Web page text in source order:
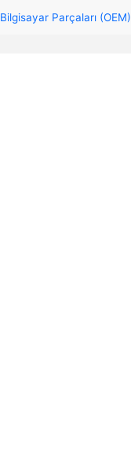
Bilgisayar Parçaları (OEM)